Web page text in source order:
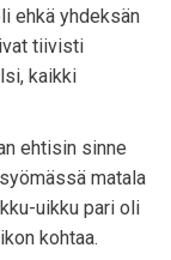
ehkä yhdeksän
tiivisti
kaikki
ehtisin sinne
matala
uikku pari oli
kohtaa.